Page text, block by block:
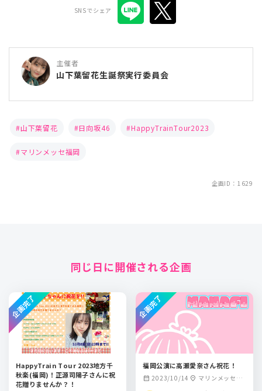
SNSでシェア
主催者
山下葉留花生誕祭実行委員会
山下葉留花 日向坂46 HappyTrainTour2023
マリンメッセ福岡
企画ID：1629
同じ日に開催される企画
HappyTrain Tour 2023地方千
秋楽(福岡)！正源司陽子さんに祝
花贈りませんか？！
企画完了
福岡公演に高瀬愛奈さん祝花！
calendar_month 2023/10/14 location_on マリンメッセ福
岡A館
企画完了